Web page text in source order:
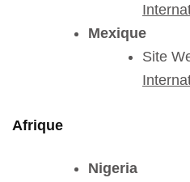
Mexique
Site
Afrique
Nigeria